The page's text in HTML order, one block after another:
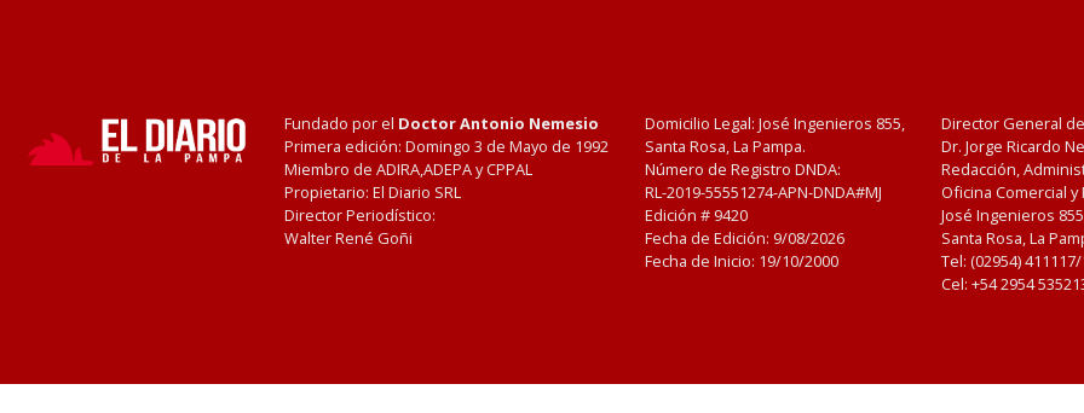
Fundado por el Doctor Antonio Nemesio
Primera edición: Domingo 3 de Mayo de 1992
Miembro de ADIRA,ADEPA y CPPAL
Propietario: El Diario SRL
Director Periodístico:
Walter René Goñi
Domicilio Legal: José Ingenieros 855,
Santa Rosa, La Pampa.
Número de Registro DNDA:
RL-2019-55551274-APN-DNDA#MJ
Edición # 9420
Fecha de Edición: 9/08/2026
Fecha de Inicio: 19/10/2000
Director General
Dr. Jorge Ricardo
Redacción,
Oficina Comercial
José Ingenieros
Santa Rosa, La
Tel: (02954)
Cel: +54 2954